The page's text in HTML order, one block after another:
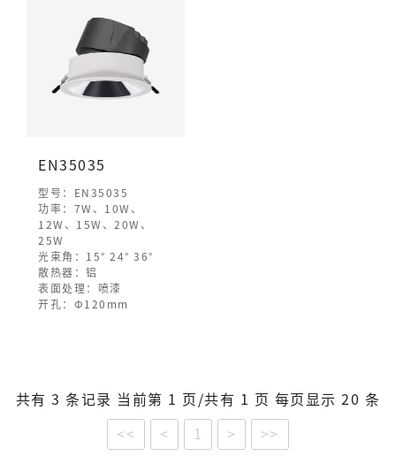
EN35035
型号：EN35035
功率：7W、10W、
12W、15W、20W、
25W
光束角：15° 24° 36°
散热器：铝
表面处理：喷漆
开孔：Φ120mm
共有 3 条记录 当前第 1 页/共有 1 页 每页显示 20 条
<< < 1 > >>